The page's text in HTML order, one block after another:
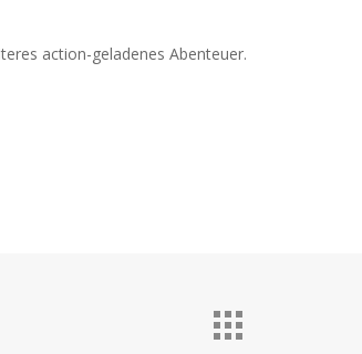
action-geladenes Abenteuer.